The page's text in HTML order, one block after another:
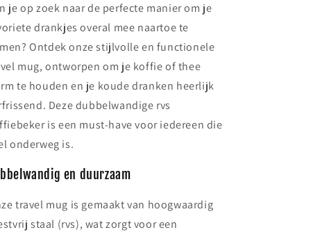
je op zoek naar de perfecte manier om je
drankjes overal mee naartoe te
Ontdek onze stijlvolle en functionele
mug, ontworpen om je koffie of thee
te houden en je koude dranken heerlijk
Deze dubbelwandige rvs
is een must-have voor iedereen die
onderweg is.
en duurzaam
travel mug is gemaakt van hoogwaardig
staal (rvs), wat zorgt voor een